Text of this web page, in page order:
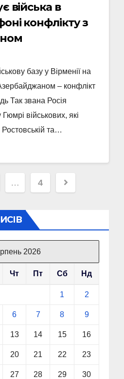
війська в
конфлікту з
базу у Вірменії на
– конфлікт
Так звана Росія
військових, які
та…
… 4
2026
Чт Пт Сб Нд
1 2
6 7 8 9
13 14 15 16
20 21 22 23
27 28 29 30